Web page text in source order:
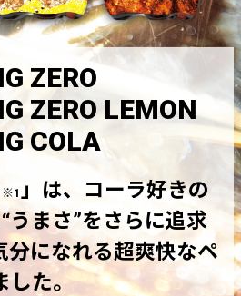
ZERO
ZERO LEMON
COLA
※1 」は、コーラ好きの
うまさ”をさらに追求
分になれる超爽快なペ
した。